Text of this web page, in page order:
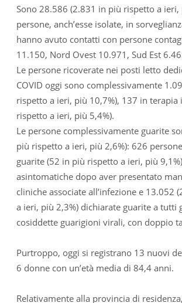
Sono 28.586 (2.831 in più rispetto a ieri,
persone, anch’esse isolate, in
hanno avuto contatti con persone
11.150, Nord Ovest 10.971, Sud Est
Le persone ricoverate nei posti letto
COVID oggi sono complessivamente
rispetto a ieri, più 10,7%), 137 in terapia
rispetto a ieri, più 5,4%).
Le persone complessivamente guarite
più rispetto a ieri, più 2,6%): 626
guarite (52 in più rispetto a ieri, più
asintomatiche dopo aver presentato
cliniche associate all’infezione e 13.052
a ieri, più 2,3%) dichiarate guarite a tutti
cosiddette guarigioni virali, con doppio
Purtroppo, oggi si registrano 13 nuovi
6 donne con un’età media di 84,4 anni.
Relativamente alla provincia di